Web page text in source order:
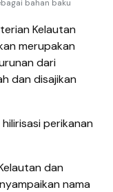
bahan baku
Kelautan
merupakan
dari
dan disajikan
perikanan
dan
nama